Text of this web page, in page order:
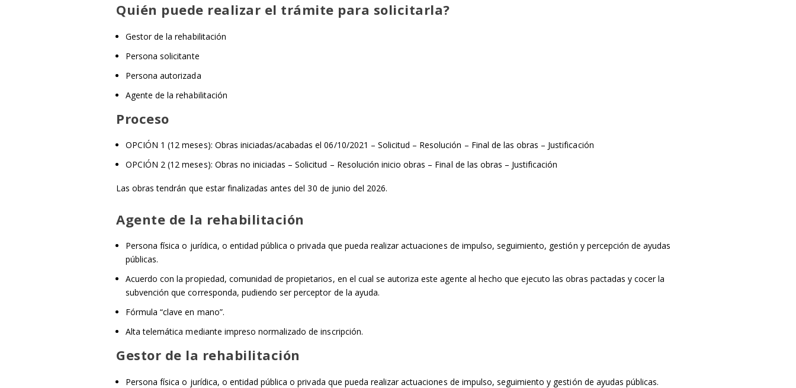
Quién puede realizar el trámite para solicitarla?
Gestor de la rehabilitación
Persona solicitante
Persona autorizada
Agente de la rehabilitación
Proceso
OPCIÓN 1 (12 meses): Obras iniciadas/acabadas el 06/10/2021 – Solicitud – Resolución – Final de las obras – Justificación
OPCIÓN 2 (12 meses): Obras no iniciadas – Solicitud – Resolución inicio obras – Final de las obras – Justificación
Las obras tendrán que estar finalizadas antes del 30 de junio del 2026.
Agente de la rehabilitación
Persona física o jurídica, o entidad pública o privada que pueda realizar actuaciones de impulso, seguimiento, gestión y percepción de ayudas
públicas.
Acuerdo con la propiedad, comunidad de propietarios, en el cual se autoriza este agente al hecho que ejecuto las obras pactadas y cocer la
subvención que corresponda, pudiendo ser perceptor de la ayuda.
Fórmula “clave en mano”.
Alta telemática mediante impreso normalizado de inscripción.
Gestor de la rehabilitación
Persona física o jurídica, o entidad pública o privada que pueda realizar actuaciones de impulso, seguimiento y gestión de ayudas públicas.